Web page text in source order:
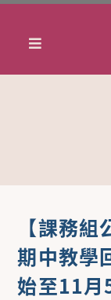
【課務
期中教學
始至11